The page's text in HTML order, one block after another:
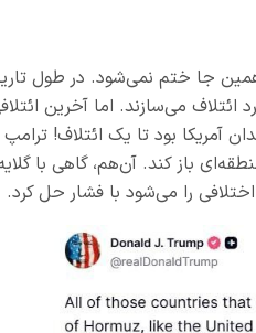
جا ختم نمی‌شود. در طول
ائتلاف می‌سازند. اما آخرین
آمریکا بود تا یک ائتلاف!
باز کند. آن‌هم، گاهی با
را می‌شود با فشار حل کرد.